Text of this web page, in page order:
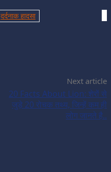
दर्दनाक हादसा
Next article
20 Facts About Lion: शेरों से
जुड़े 20 रोचक तथ्य, जिन्हें कम ही
लोग जानते है..